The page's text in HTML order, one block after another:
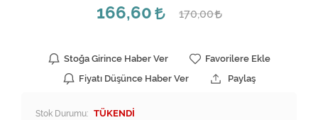
166,60
170,00
Stoğa Girince Haber Ver
Favorilere Ekle
Fiyatı Düşünce Haber Ver
Paylaş
Stok Durumu: TÜKENDİ